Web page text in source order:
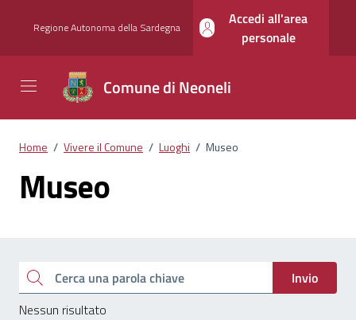
Regione Autonoma della Sardegna
Accedi all'area
personale
Comune di Neoneli
Home / Vivere il Comune / Luoghi / Museo
Museo
Esplora tutti i documenti
Cerca una parola chiave
Invio
Nessun risultato